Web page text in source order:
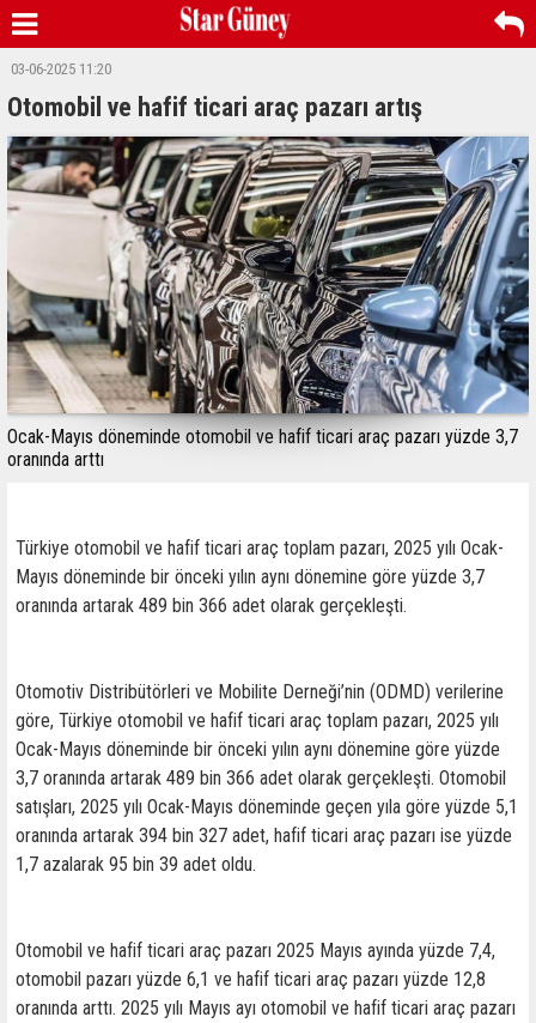
03-06-2025 11:20
Otomobil ve hafif ticari araç pazarı artış
Ocak-Mayıs döneminde otomobil ve hafif ticari araç pazarı yüzde 3,7
oranında arttı
Türkiye otomobil ve hafif ticari araç toplam pazarı, 2025 yılı Ocak-
Mayıs döneminde bir önceki yılın aynı dönemine göre yüzde 3,7
oranında artarak 489 bin 366 adet olarak gerçekleşti.
Otomotiv Distribütörleri ve Mobilite Derneği’nin (ODMD) verilerine
göre, Türkiye otomobil ve hafif ticari araç toplam pazarı, 2025 yılı
Ocak-Mayıs döneminde bir önceki yılın aynı dönemine göre yüzde
3,7 oranında artarak 489 bin 366 adet olarak gerçekleşti. Otomobil
satışları, 2025 yılı Ocak-Mayıs döneminde geçen yıla göre yüzde 5,1
oranında artarak 394 bin 327 adet, hafif ticari araç pazarı ise yüzde
1,7 azalarak 95 bin 39 adet oldu.
Otomobil ve hafif ticari araç pazarı 2025 Mayıs ayında yüzde 7,4,
otomobil pazarı yüzde 6,1 ve hafif ticari araç pazarı yüzde 12,8
oranında arttı. 2025 yılı Mayıs ayı otomobil ve hafif ticari araç pazarı